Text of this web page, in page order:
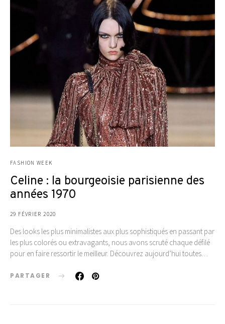
FASHION WEEK
Celine : la bourgeoisie parisienne des
années 1970
29 FÉVRIER 2020
Des looks les plus minimalistes aux plus sophistiqués en passant par
les plus colorés ou extravagants, nous avons scruté chaque défilé
pour en faire ressortir le meilleur. Découvrez aujourd’hui toutes…
PARTAGER